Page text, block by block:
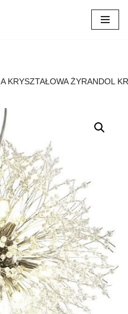
A KRYSZTAŁOWA ŻYRANDOL